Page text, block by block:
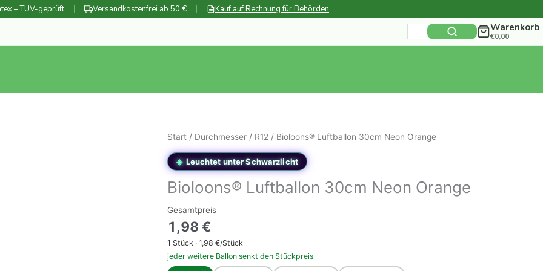
– TÜV-geprüft Versandkostenfrei ab 50 € Kauf auf Rechnung für Behörden
Suchen
nach:
Warenkorb
€0,00
Start / Durchmesser / R12 / Bioloons® Luftballon 30cm Neon Orange
Leuchtet unter Schwarzlicht
Bioloons® Luftballon 30cm Neon Orange
Gesamtpreis
1,98€
1 Stück ·1,98 €/Stück
jeder weitere Ballon senkt den Stückpreis